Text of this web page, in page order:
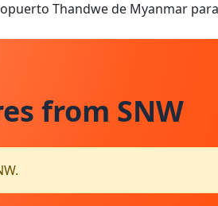
Thandwe de Myanmar
from SNW